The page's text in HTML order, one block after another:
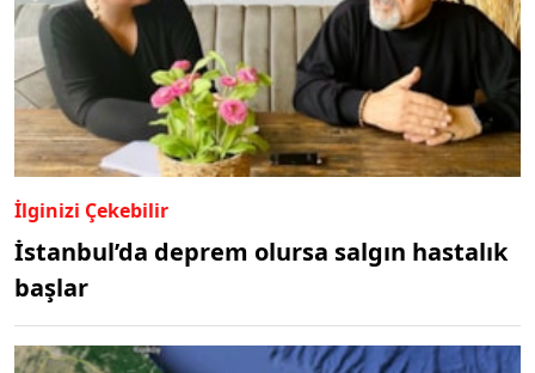
İlginizi Çekebilir
İstanbul’da deprem olursa salgın hastalık
başlar